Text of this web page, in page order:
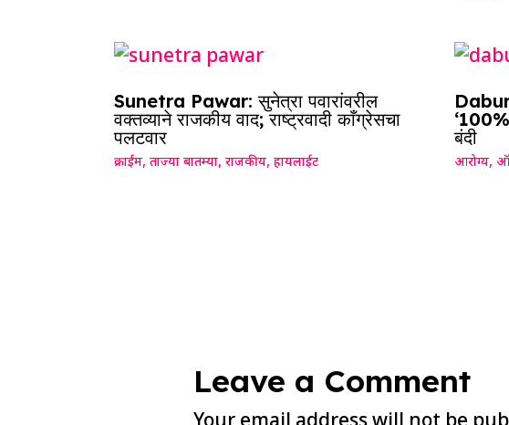
Sunetra Pawar: सुनेत्रा पवारांवरील
वक्तव्याने राजकीय वाद; राष्ट्रवादी काँग्रेसचा
पलटवार
क्राईम, ताज्या बातम्या, राजकीय, हायलाईट
बंदी
आरोग्य,
Leave a Comment